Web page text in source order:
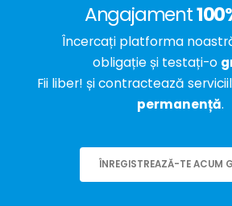
Angajament
Încercați platforma
obligație și testați-o
Fii liber! și contractează
permanență.
ÎNREGISTREAZĂ-TE ACUM